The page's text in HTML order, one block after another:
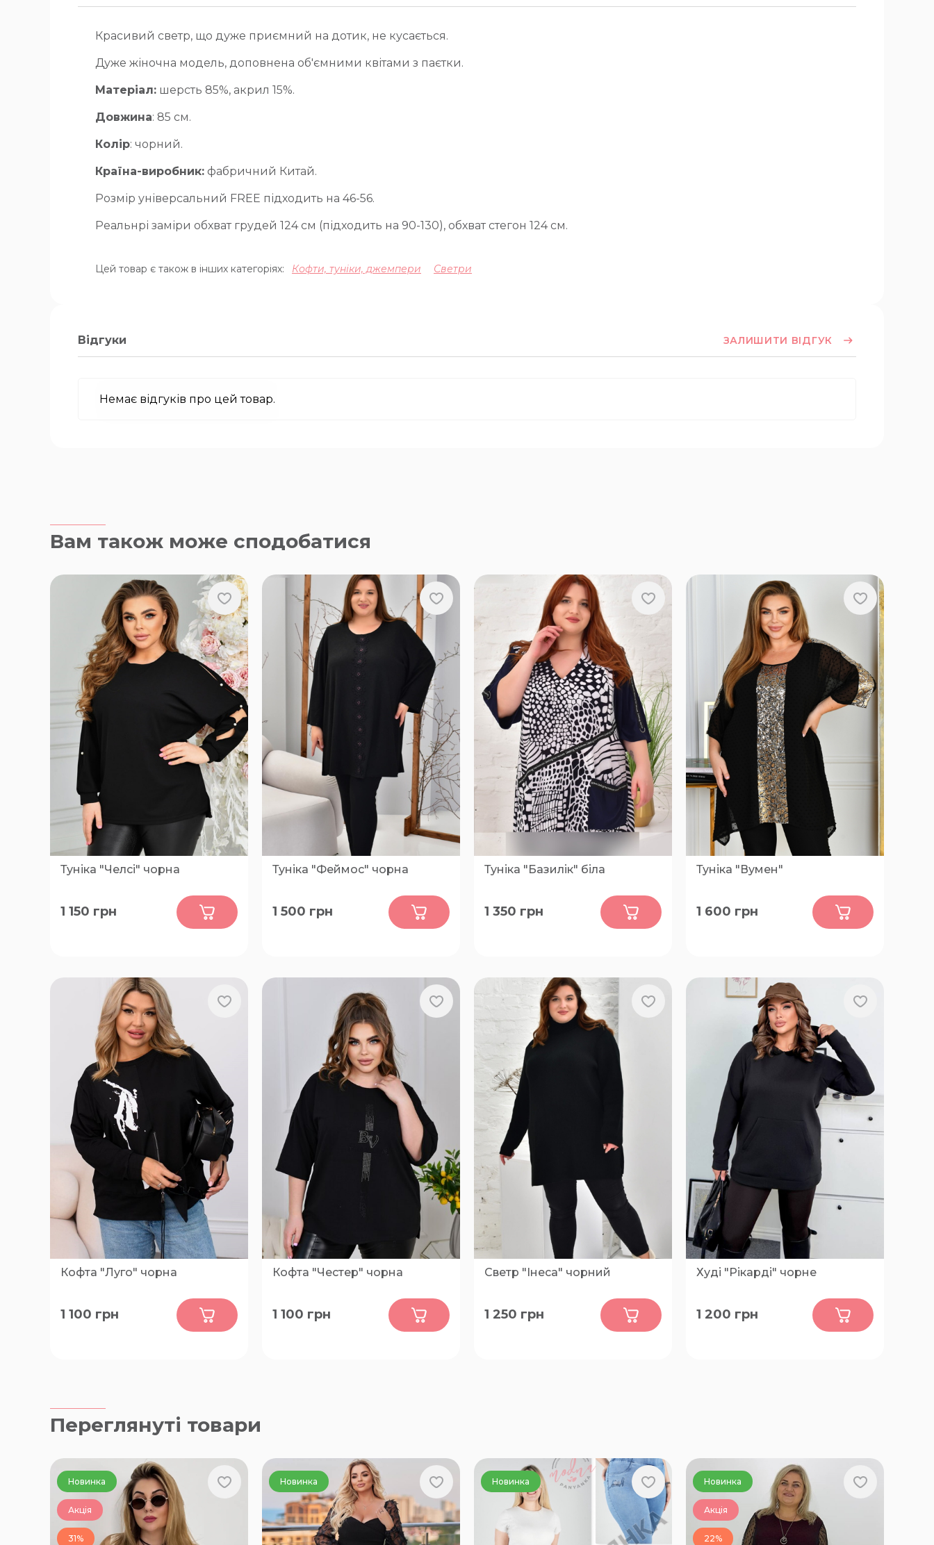
Красивий светр, що дуже приємний на дотик, не кусається.
Дуже жіночна модель, доповнена об'ємними квітами з паєтки.
Матеріал: шерсть 85%, акрил 15%.
Довжина: 85 см.
Колір: чорний.
Країна-виробник: фабричний Китай.
Розмір універсальний FREE підходить на 46-56.
Реальнрі заміри обхват грудей 124 см (підходить на 90-130), обхват стегон 124 см.
Цей товар є також в інших категоріях: Кофти, туніки, джемпери Светри
Відгуки ЗАЛИШИТИ ВІДГУК
Немає відгуків про цей товар.
Вам також може сподобатися
Туніка "Челсі" чорна
52-54, 56-58, 60-62, 64-66
1 150 грн
Туніка "Феймос" чорна
1 500 грн
Туніка "Базилік" біла
1 350 грн
Туніка "Вумен"
52, 54, 56, 58, 60, 62, 64, 66, 68, 70,
1 600 грн
Кофта "Луго" чорна
46-48, 50-52, 54-56, 58-60
1 100 грн
Кофта "Честер" чорна
52-54, 56-58, 60-62, 64-66
1 100 грн
Cветр "Інеса" чорний
1 250 грн
Худі "Рікарді" чорне
1 200 грн
Переглянуті товари
Новинка
Акція
31%
Новинка Новинка Новинка
Акція
22%